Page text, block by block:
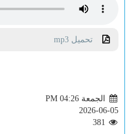
تحميل mp3
الجمعة PM 04:26
2026-06-05